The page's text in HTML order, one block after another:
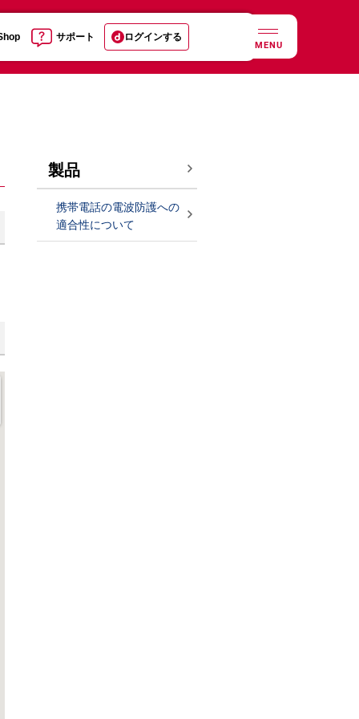
サポート ログインする
MENU
製品
携帯電話の電波防護への
適合性について